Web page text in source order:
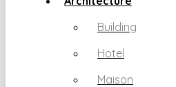
Building
Hotel
Maison